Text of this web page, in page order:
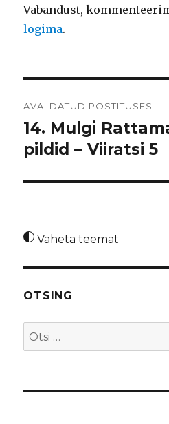
Vabandust,
logima.
AVALDATUD POSTITUSES
14. Mulgi
pildid – Viiratsi 5
Vaheta teemat
OTSING
Otsi: